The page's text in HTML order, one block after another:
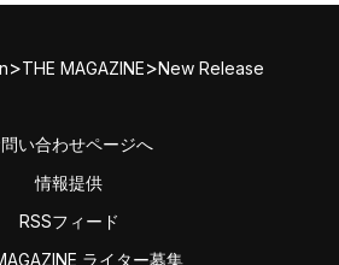
>THE MAGAZINE>New Release
い合わせページへ
情報提供
RSSフィード
ライター募集